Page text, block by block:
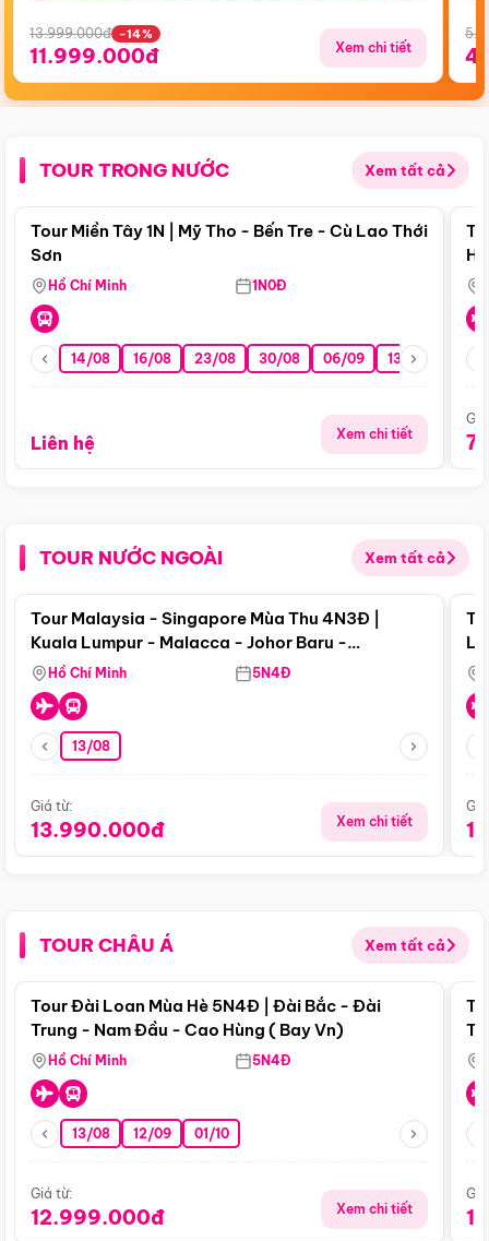
13.999.000đ -14%
11.999.000đ Xem chi tiết
TOUR TRONG NƯỚC Xem tất cả
Điểm nổi bật
Tour Miền Tây 1N | Mỹ Tho - Bến Tre - Cù Lao Thới
Sơn
Hồ Chí Minh 1N0Đ
14/08 16/08 23/08 30/08 06/09 13/09 20/09
Liên hệ Xem chi tiết
TOUR NƯỚC NGOÀI Xem tất cả
Điểm nổi bật
Tour Malaysia - Singapore Mùa Thu 4N3Đ |
Kuala Lumpur - Malacca - Johor Baru -
Singapore
Hồ Chí Minh 5N4Đ
13/08
Giá từ:
13.990.000đ Xem chi tiết
TOUR CHÂU Á Xem tất cả
Điểm nổi bật
Tour Đài Loan Mùa Hè 5N4Đ | Đài Bắc - Đài
Trung - Nam Đầu - Cao Hùng ( Bay Vn)
Hồ Chí Minh 5N4Đ
13/08 12/09 01/10
Giá từ:
12.999.000đ Xem chi tiết